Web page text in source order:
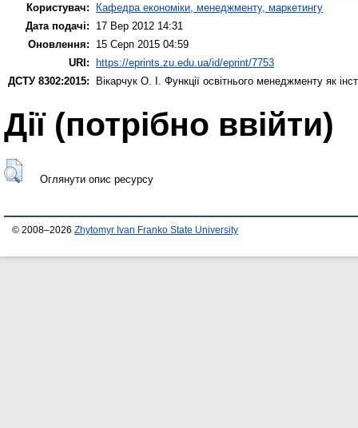
Користувач:
Кафедра економіки, менеджменту, маркетингу
Дата подачі:
17 Вер 2012 14:31
Оновлення:
15 Серп 2015 04:59
URI: https://eprints.zu.edu.ua/id/eprint/7753
ДСТУ 8302:2015:
Вікарчук О. І. Функції освітнього менеджменту як
Дії ​​(потрібно ввійти)
Оглянути опис ресурсу
© 2008–2026 Zhytomyr Ivan Franko State University